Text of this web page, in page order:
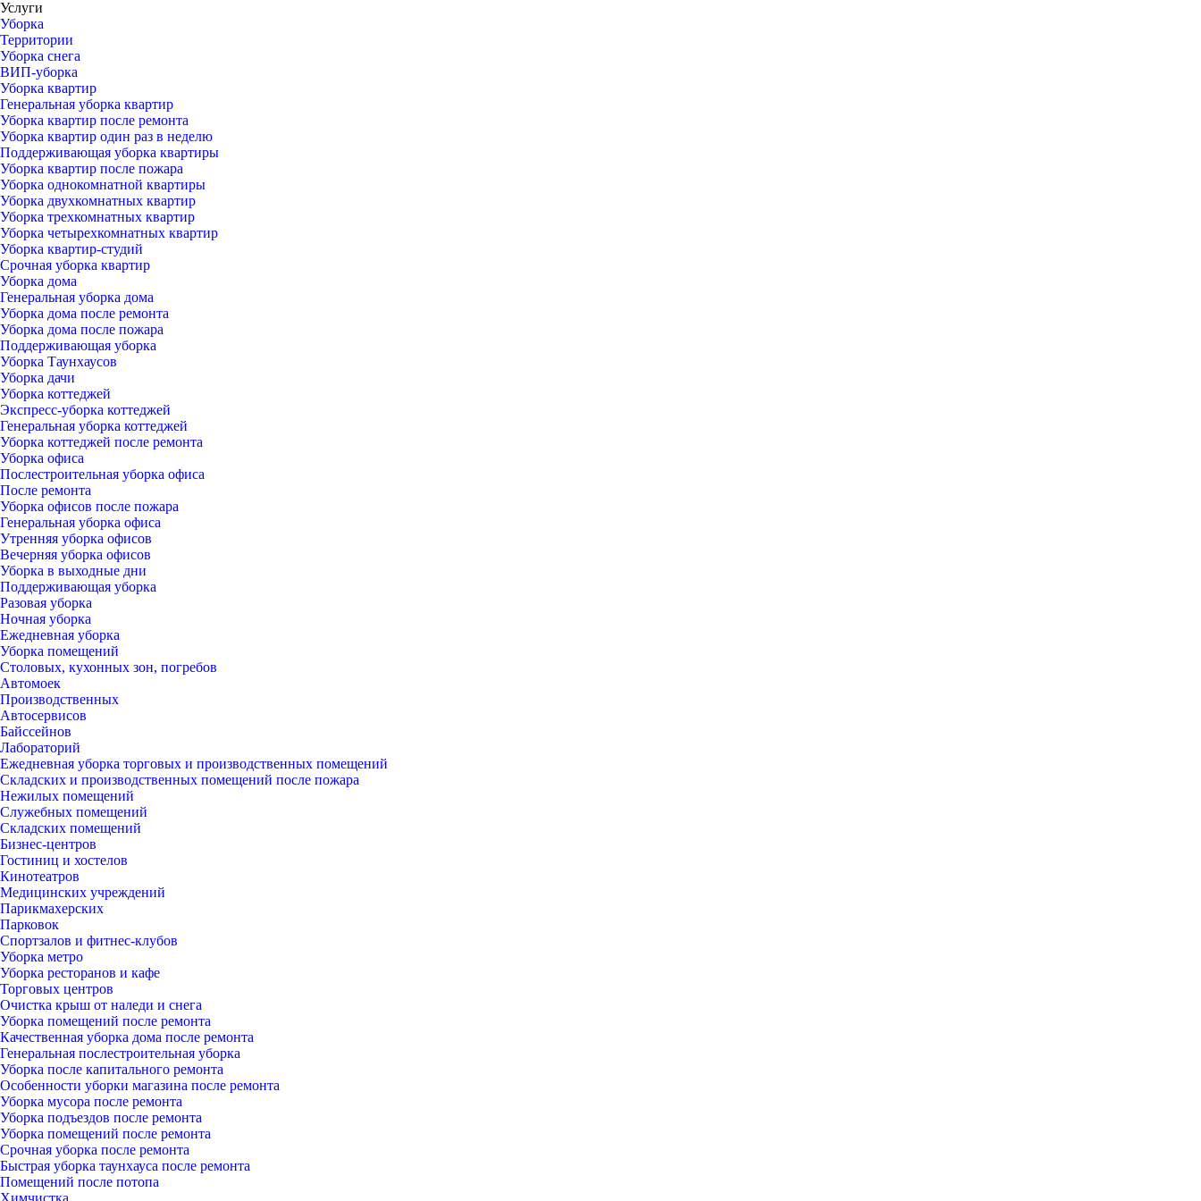
Услуги
Уборка
Территории
Уборка снега
ВИП-уборка
Уборка квартир
Генеральная уборка квартир
Уборка квартир после ремонта
Уборка квартир один раз в неделю
Поддерживающая уборка квартиры
Уборка квартир после пожара
Уборка однокомнатной квартиры
Уборка двухкомнатных квартир
Уборка трехкомнатных квартир
Уборка четырехкомнатных квартир
Уборка квартир-студий
Срочная уборка квартир
Уборка дома
Генеральная уборка дома
Уборка дома после ремонта
Уборка дома после пожара
Поддерживающая уборка
Уборка Таунхаусов
Уборка дачи
Уборка коттеджей
Экспресс-уборка коттеджей
Генеральная уборка коттеджей
Уборка коттеджей после ремонта
Уборка офиса
Послестроительная уборка офиса
После ремонта
Уборка офисов после пожара
Генеральная уборка офиса
Утренняя уборка офисов
Вечерняя уборка офисов
Уборка в выходные дни
Поддерживающая уборка
Разовая уборка
Ночная уборка
Ежедневная уборка
Уборка помещений
Столовых, кухонных зон, погребов
Автомоек
Производственных
Автосервисов
Байссейнов
Лабораторий
Ежедневная уборка торговых и производственных помещений
Складских и производственных помещений после пожара
Нежилых помещений
Служебных помещений
Складских помещений
Бизнес-центров
Гостиниц и хостелов
Кинотеатров
Медицинских учреждений
Парикмахерских
Парковок
Спортзалов и фитнес-клубов
Уборка метро
Уборка ресторанов и кафе
Торговых центров
Очистка крыш от наледи и снега
Уборка помещений после ремонта
Качественная уборка дома после ремонта
Генеральная послестроительная уборка
Уборка после капитального ремонта
Особенности уборки магазина после ремонта
Уборка мусора после ремонта
Уборка подъездов после ремонта
Уборка помещений после ремонта
Срочная уборка после ремонта
Быстрая уборка таунхауса после ремонта
Помещений после потопа
Химчистка